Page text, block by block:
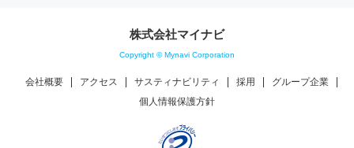
株式会社マイナビ
Copyright © Mynavi Corporation
会社概要 アクセス サスティナビリティ 採用
グループ企業
個人情報保護方針